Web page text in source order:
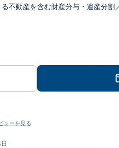
不動産を含む財産分与・遺産分
ューを見る